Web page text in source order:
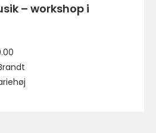
– workshop i